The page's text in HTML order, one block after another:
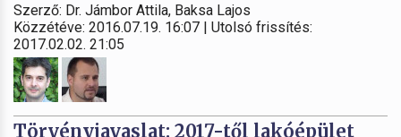
Szerző: Dr. Jámbor Attila, Baksa Lajos
Közzétéve: 2016.07.19. 16:07 | Utolsó frissítés:
2017.02.02. 21:05
Törvényjavaslat: 2017-től lakóépület